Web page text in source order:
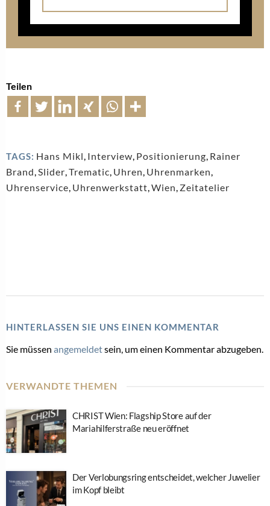
Teilen
TAGS: Hans Mikl, Interview, Positionierung, Rainer
Brand,Slider,Trematic, Uhren, Uhrenmarken,
Uhrenservice, Uhrenwerkstatt,Wien, Zeitatelier
HINTERLASSEN SIE UNS EINEN KOMMENTAR
Sie müssen angemeldetsein, um einen Kommentar abzugeben.
VERWANDTE THEMEN
CHRIST Wien: Flagship Store auf der
Mariahilferstraße neu eröffnet
Der Verlobungsring entscheidet, welcher Juwelier
im Kopf bleibt